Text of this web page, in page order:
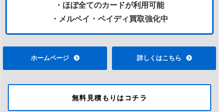
・ほぼ全てのカードが利用可能
・メルペイ・ペイディ買取強化中
ホームページ 詳しくはこちら
無料見積もりはコチラ